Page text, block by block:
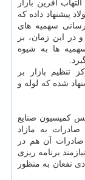
آفرین بازار
پیشنهاد داده که
روز رسانی سهمیه های
در این زمان، بر
سهمیه ها به شیوه
تنظیم بازار بر
شده که لوله و
کمیسیون صنایع
به مازاد
صادرات آن هم در
برنامه ریزی
نفعان به منظور